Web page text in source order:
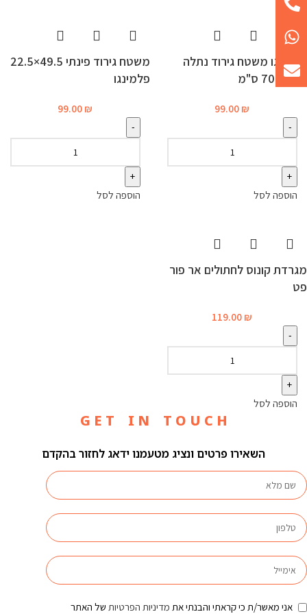
פלמינגו משטח גירוד נתלה
לחתול 70 ס"מ
99.00 ₪
הוספה לסל
משטח גירוד פינתי 49.5×22.5
פלמינגו
99.00 ₪
הוספה לסל
מגרדת קונוס לחתולים אר פור
פט
119.00 ₪
הוספה לסל
G E T I N T O U C H
השאירו פרטים ונציג מטעמנו ידאג לחזור בהקדם
אני מאשר/ת כי קראתי והבנתי את מדיניות הפרטיות של האתר